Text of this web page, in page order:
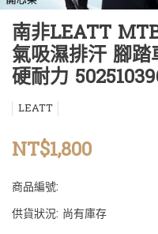
南非LEATT
氣吸濕排汗 腳
硬耐力
LEATT
NT$1,800
商品編號:
供貨狀況: 尚有庫存